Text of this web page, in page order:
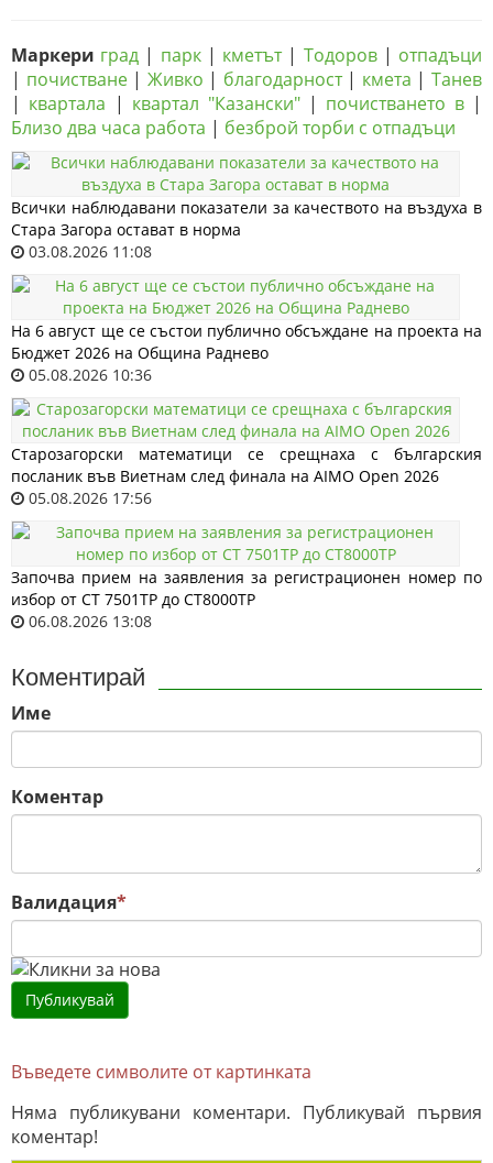
Маркери град | парк| кметът| Тодоров| отпадъци
| почистване| Живко | благодарност| кмета |Танев
| квартала | квартал "Казански"| почистването в|
Близо два часа работа | безброй торби с отпадъци
Всички наблюдавани показатели за качеството на въздуха в
Стара Загора остават в норма
03.08.2026 11:08
На 6 август ще се състои публично обсъждане на проекта на
Бюджет 2026 на Община Раднево
05.08.2026 10:36
Старозагорски математици се срещнаха с българския
посланик във Виетнам след финала на AIMO Open 2026
05.08.2026 17:56
Започва прием на заявления за регистрационен номер по
избор от СТ 7501ТР до СТ8000ТР
06.08.2026 13:08
Коментирай
Име
Коментар
Валидация*
Въведете символите от картинката
Няма публикувани коментари. Публикувай първия
коментар!